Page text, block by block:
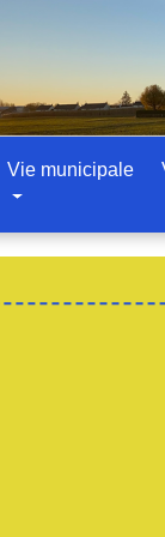
Vie municipale